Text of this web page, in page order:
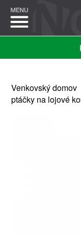
Venkovský domov
ptáčky na lojové